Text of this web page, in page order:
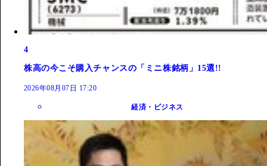
4
株高の今こそ購入チャンスの「ミニ株銘柄」15選!!
2026年08月07日 17:20
経済・ビジネス